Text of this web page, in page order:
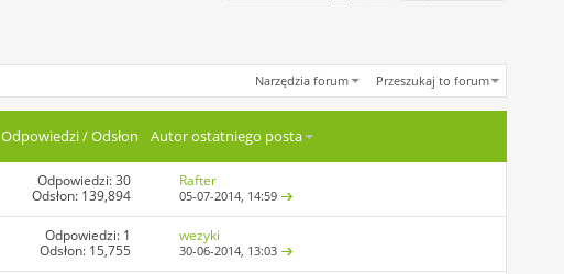
Narzędzia forum Przeszukaj to forum
Odpowiedzi/Odsłon Autor ostatniego posta
Odpowiedzi:30
Odsłon: 139,894
Rafter
05-07-2014, 14:59
Odpowiedzi: 1
Odsłon: 15,755
wezyki
30-06-2014, 13:03